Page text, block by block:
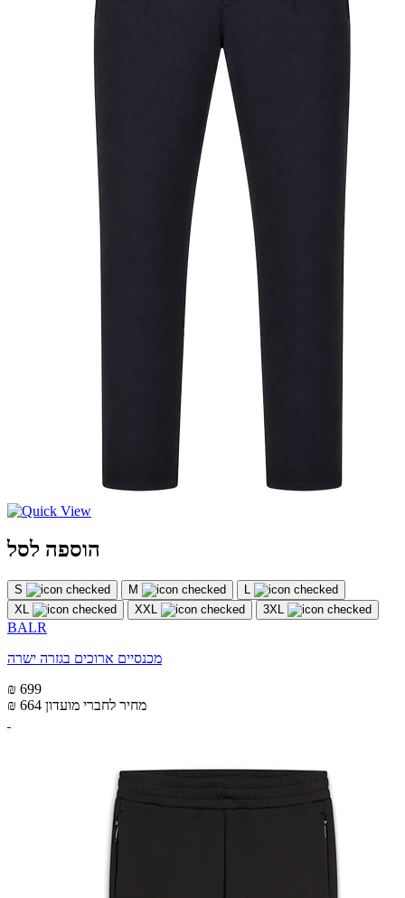
הוספה לסל
S M
L
XL
XXL 3XL
BALR
מכנסיים ארוכים בגזרה ישרה
₪ 699
₪ 664 מחיר לחברי מועדון